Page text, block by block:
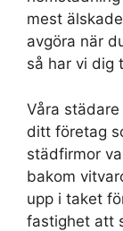
mest
avgöra när
så har vi dig
Våra
ditt företag
städfirmor
bakom
upp i taket
fastighet att